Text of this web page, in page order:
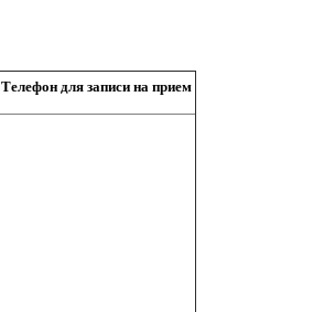
Телефон для записи на прием